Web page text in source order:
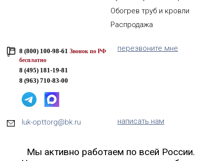
Обогрев труб и кровли
Распродажа
8 (800) 100-98-61 Звонок по РФ
бесплатно
8 (495) 181-19-81
8 (963) 710-83-00
перезвоните мне
luk-opttorg@bk.ru написать нам
Мы активно работаем по всей России.